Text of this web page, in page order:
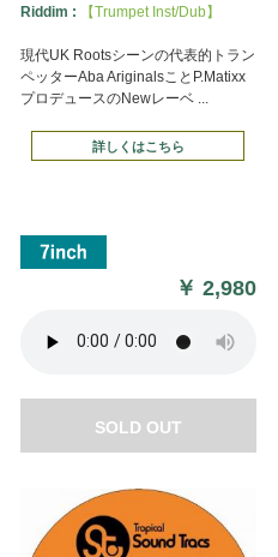
Riddim :
【Trumpet Inst/Dub】
現代UK Rootsシーンの代表的トラン
ペッターAba AriginalsことP.Matixx
プロデュースのNewレーベ ...
詳しくはこちら
￥2,980
SOLD OUT